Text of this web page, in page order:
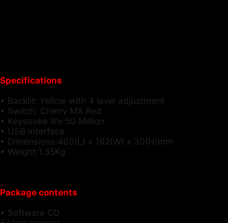
Specifications
• Backlit: Yellow with 4 level adjustment
• Switch: Cherry MX Red
• Keystroke life:50 Million
• USB interface
• Dimensions:460(L) x 162(W) x 30(H)mm
• Weight:1.35Kg
Package contents
• Software CD